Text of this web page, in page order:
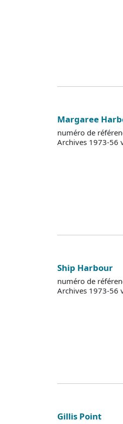
Margaree
numéro de
Archives 1973-56
Ship Harbour
numéro de
Archives 1973-56
Gillis Point